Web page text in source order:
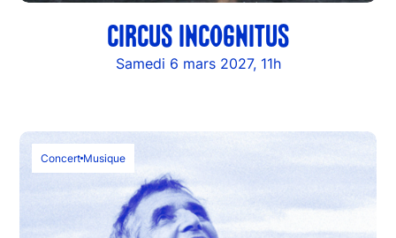
CIRCUS INCOGNITUS
Samedi 6 mars 2027, 11h
Concert Musique